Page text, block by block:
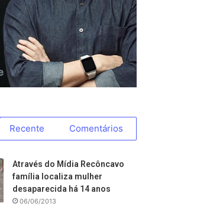
Recente Comentários
Através do Mídia Recôncavo
família localiza mulher
desaparecida há 14 anos
06/06/2013